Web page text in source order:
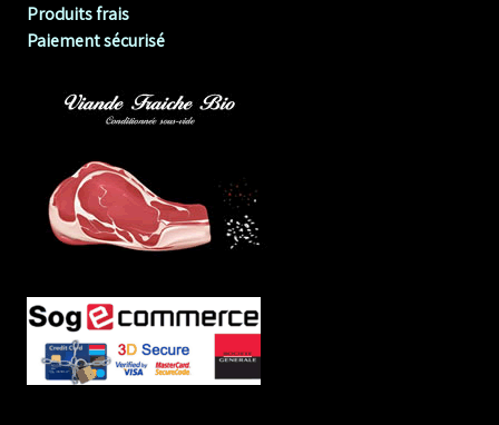
Produits frais
Paiement sécurisé